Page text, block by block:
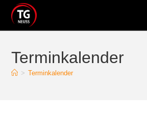
Terminkalender
> Terminkalender